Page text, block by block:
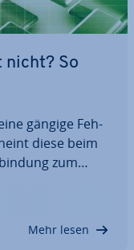
nicht? So
gängige Feh­
diese beim
zum
die die Er­
Mehr lesen